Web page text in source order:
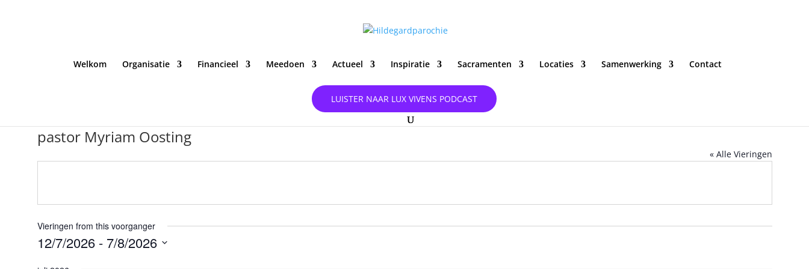
Welkom Organisatie Financieel Meedoen Actueel Inspiratie Sacramenten Locaties Samenwerking Contact
LUISTER NAAR LUX VIVENS PODCAST
pastor Myriam Oosting
« Alle Vieringen
Vieringen from this voorganger
12/7/2026 - 7/8/2026